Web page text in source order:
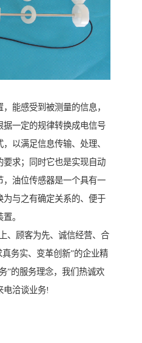
能感受到被测量的信息，
一定的规律转换成电信号
以满足信息传输、处理、
求；同时它也是实现自动
油位传感器是一个具有一
为与之有确定关系的、便于
。
、顾客为先、诚信经营、合
务实、变革创新”的企业精
”的服务理念，我们热诚欢
电洽谈业务!